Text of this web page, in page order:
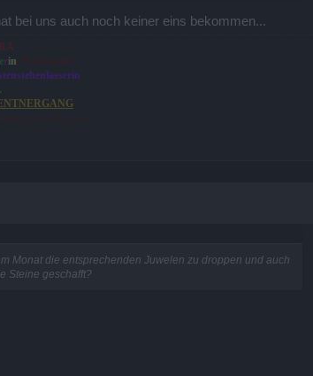
bei uns auch noch keiner eins bekommen...
erin
Monat die entsprechenden Juwelen zu droppen und auch
Steine geschafft?